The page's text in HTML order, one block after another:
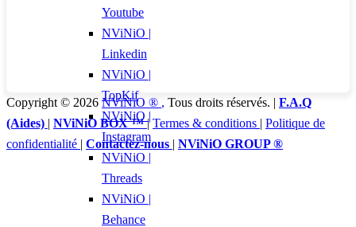
Copyright © 2026 NViNiO ® , Tous droits réservés. | F.A.Q
(Aides) | NViNiO BOX ™|Termes & conditions | Politique de
confidentialité | Contactez-nous | NViNiO GROUP ®
Youtube
NViNiO |
Linkedin
NViNiO |
TopKif
NViNiO |
Instagram
NViNiO |
Threads
NViNiO |
Behance